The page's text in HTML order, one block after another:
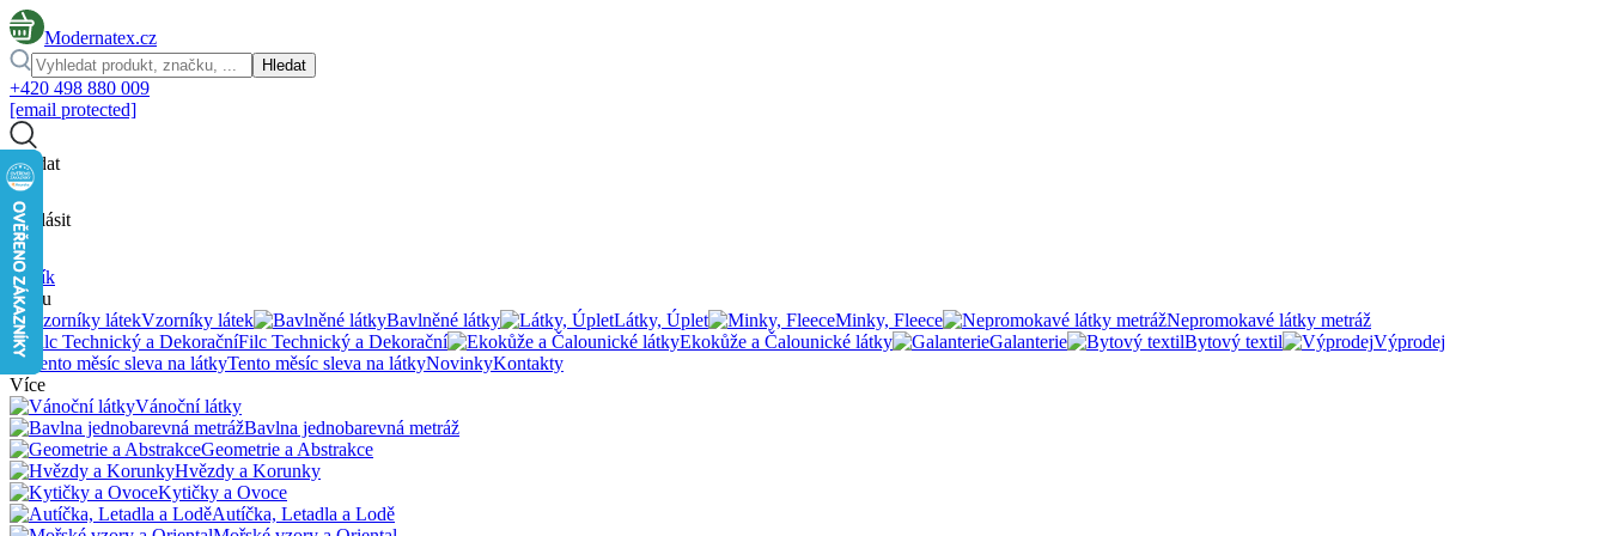
Modernatex.cz
Hledat
+420 498 880 009
[email protected]
Hledat
Přihlásit
Košík
menu
Vzorníky látek
Bavlněné látky Látky, Úplet Minky, Fleece
Nepromokavé látky metráž
Filc Technický a Dekorační
Ekokůže a Čalounické látky Galanterie Bytový textil
Výprodej
Tento měsíc sleva na látkyNovinkyKontakty
Více
Vánoční látky
Bavlna jednobarevná metráž
Geometrie a Abstrakce
Hvězdy a Korunky
Kytičky a Ovoce
Autíčka, Letadla a Lodě